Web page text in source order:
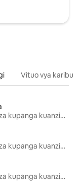
Vituo vya karibu
Nyumba za kupanga kuanzia mwezi mmoja
Nyumba za kupanga kuanzia mwezi mmoja
Nyumba za kupanga kuanzia mwezi mmoja